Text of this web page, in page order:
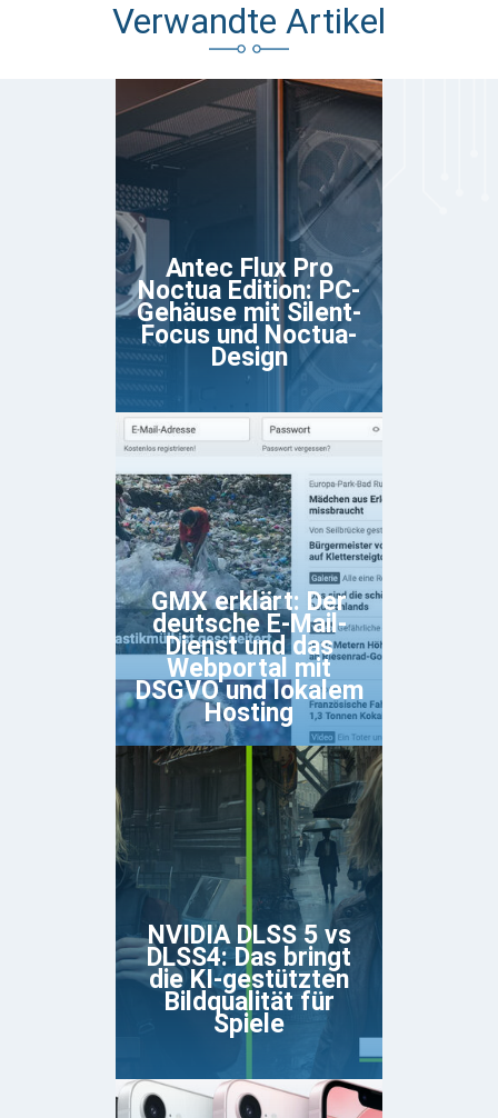
Verwandte Artikel
Antec Flux Pro
Noctua Edition: PC-
Gehäuse mit Silent-
Focus und Noctua-
Design
GMX erklärt: Der
deutsche E-Mail-
Dienst und das
Webportal mit
DSGVO und lokalem
Hosting
NVIDIA DLSS 5 vs
DLSS4: Das bringt
die KI-gestützten
Bildqualität für
Spiele